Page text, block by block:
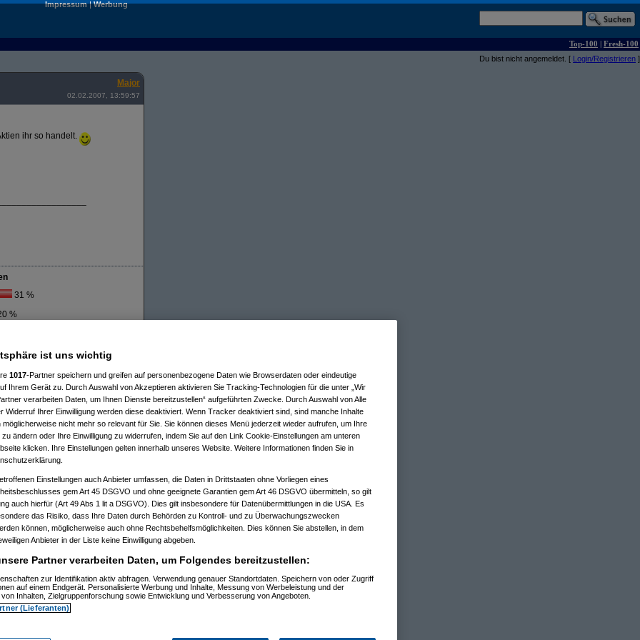
Impressum|Werbung
Top-100 | Fresh-100
Du bist nicht angemeldet. [ Login/Registrieren ]
Major
02.02.2007, 13:59:57
ihr so handelt.
31 %
%
ist uns wichtig
1017-Partner speichern und greifen auf personenbezogene Daten wie Browserdaten oder eindeutige
Ihrem Gerät zu. Durch Auswahl von Akzeptieren aktivieren Sie Tracking-Technologien für die unter „Wir
verarbeiten Daten, um Ihnen Dienste bereitzustellen“ aufgeführten Zwecke. Durch Auswahl von Alle
Widerruf Ihrer Einwilligung werden diese deaktiviert. Wenn Tracker deaktiviert sind, sind manche Inhalte
möglicherweise nicht mehr so relevant für Sie. Sie können dieses Menü jederzeit wieder aufrufen, um Ihre
zu ändern oder Ihre Einwilligung zu widerrufen, indem Sie auf den Link Cookie-Einstellungen am unteren
klicken. Ihre Einstellungen gelten innerhalb unseres Website. Weitere Informationen finden Sie in
Einstellungen auch Anbieter umfassen, die Daten in Drittstaaten ohne Vorliegen eines
gem Art 45 DSGVO und ohne geeignete Garantien gem Art 46 DSGVO übermitteln, so gilt
auch hierfür (Art 49 Abs 1 lit a DSGVO). Dies gilt insbesondere für Datenübermittlungen in die USA. Es
das Risiko, dass Ihre Daten durch Behörden zu Kontroll- und zu Überwachungszwecken
können, möglicherweise auch ohne Rechtsbehelfsmöglichkeiten. Dies können Sie abstellen, in dem
Anbieter in der Liste keine Einwilligung abgeben.
Partner verarbeiten Daten, um Folgendes bereitzustellen:
zur Identifikation aktiv abfragen. Verwendung genauer Standortdaten. Speichern von oder Zugriff
auf einem Endgerät. Personalisierte Werbung und Inhalte, Messung von Werbeleistung und der
Inhalten, Zielgruppenforschung sowie Entwicklung und Verbesserung von Angeboten.
(Lieferanten)